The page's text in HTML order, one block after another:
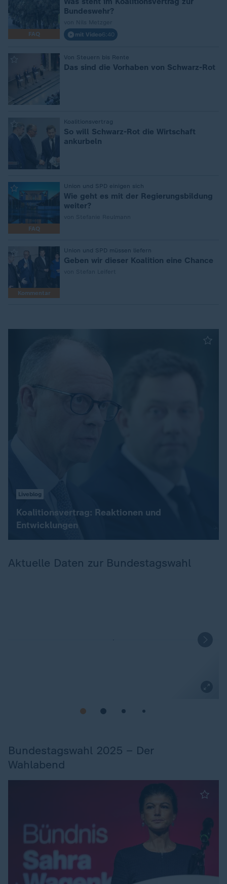
FAQ
Bundeswehr?
mit Video6:40
Von Steuern bis Rente
Das sind die Vorhaben von Schwarz-Rot
Koalitionsvertrag
So will Schwarz-Rot die Wirtschaft
ankurbeln
FAQ
Union und SPD einigen sich
Wie geht es mit der Regierungsbildung
weiter?
Kommentar
Union und SPD müssen liefern
Geben wir dieser Koalition eine Chance
Liveblog
Koalitionsvertrag: Reaktionen und
Entwicklungen
Aktuelle Daten zur Bundestagswahl
Bundestagswahl 2025 – Der
Wahlabend